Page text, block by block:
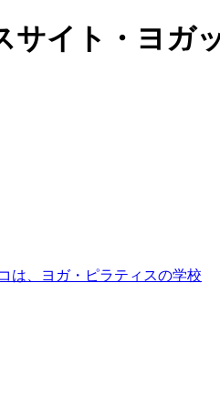
サイト・ヨガ
は、ヨガ・ピラティスの学校